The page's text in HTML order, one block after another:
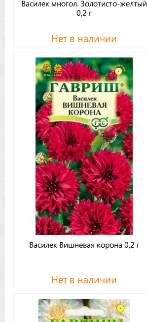
Василек многол. Золотисто-желтый
0,2 г
Нет в наличии
Василек Вишневая корона 0,2 г
Нет в наличии